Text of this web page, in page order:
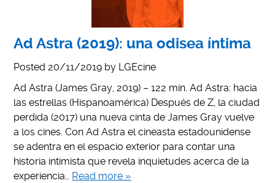
Ad Astra (2019): una odisea íntima
Posted 20/11/2019 by LGEcine
Ad Astra (James Gray, 2019) – 122 min. Ad Astra: hacia
las estrellas (Hispanoamérica) Después de Z, la ciudad
perdida (2017) una nueva cinta de James Gray vuelve
a los cines. Con Ad Astra el cineasta estadounidense
se adentra en el espacio exterior para contar una
historia intimista que revela inquietudes acerca de la
experiencia… Read more »